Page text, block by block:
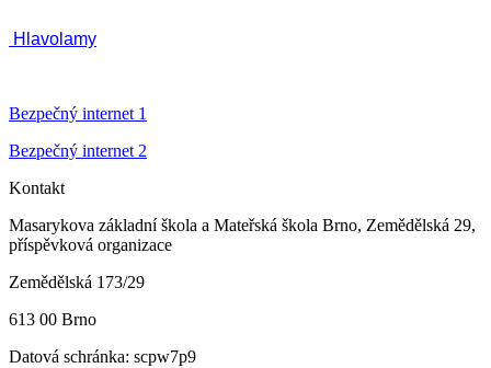
Hlavolamy
Bezpečný internet 1
Bezpečný internet 2
Kontakt
Masarykova základní škola a Mateřská škola Brno, Zemědělská 29,
příspěvková organizace
Zemědělská 173/29
613 00 Brno
Datová schránka: scpw7p9